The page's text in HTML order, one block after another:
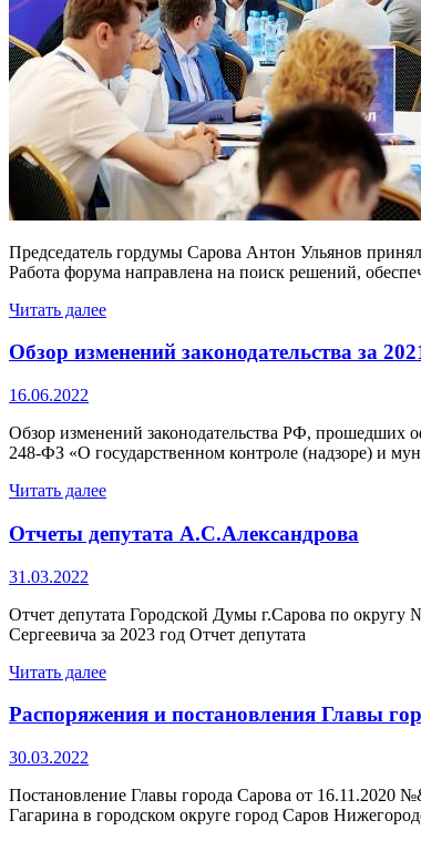
Председатель гордумы Сарова Антон Ульянов
Работа форума направлена на поиск решений,
Читать далее
Обзор изменений законодательства за
16.06.2022
Обзор изменений законодательства РФ, прошедших
248-ФЗ «О государственном контроле (надзоре) и
Читать далее
Отчеты депутата А.С.Александрова
31.03.2022
Отчет депутата Городской Думы г.Сарова по округу
Сергеевича за 2023 год Отчет депутата
Читать далее
Распоряжения и постановления Главы
30.03.2022
Постановление Главы города Сарова от
Гагарина в городском округе город Саров